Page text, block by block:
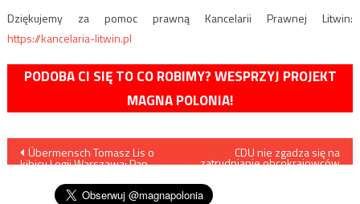
Dziękujemy za pomoc prawną Kancelarii Prawnej Litwin:
https://kancelaria-litwin.pl
PODOBA CI SIĘ TO CO ROBIMY? WESPRZYJ PROJEKT
MAGNA POLONIA!
Nawigacja
wpisu
Übermensch Tomasz Lis o
kibicu Legii Warszawa: Pan
CDU nie zgadza się na
zatrudnianie obcokrajowców